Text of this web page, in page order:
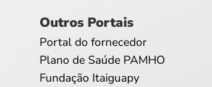
Outros Portais
Portal do fornecedor
Plano de Saúde PAMHO
Fundação Itaiguapy